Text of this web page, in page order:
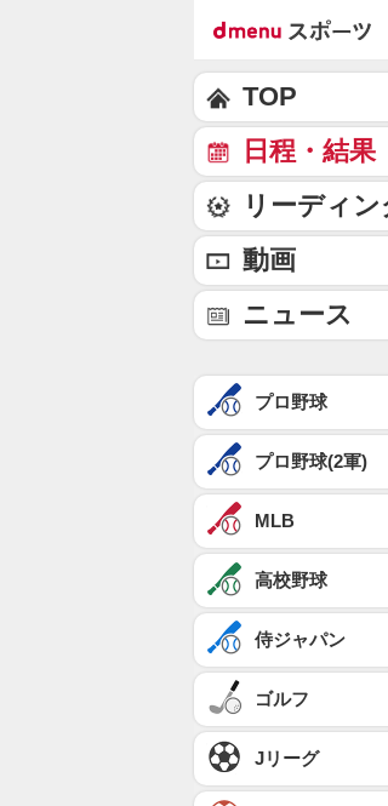
TOP
日程・結果
リーディン
動画
ニュース
プロ野球
プロ野球(2軍)
MLB
高校野球
侍ジャパン
ゴルフ
Jリーグ